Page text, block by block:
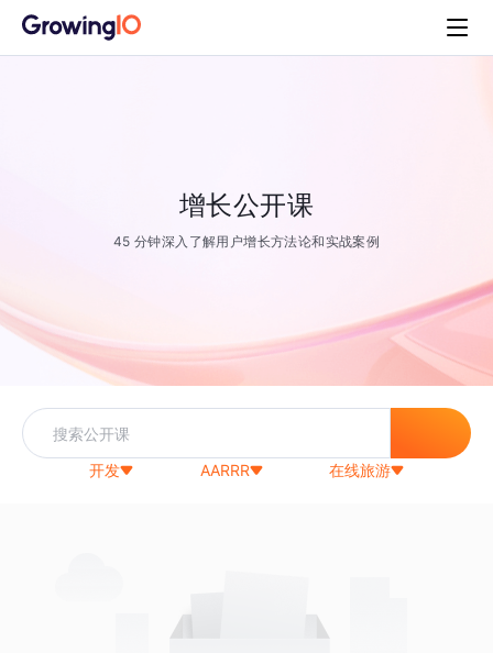
增长公开课
45 分钟深入了解用户增长方法论和实战案例
开发 AARRR 在线旅游